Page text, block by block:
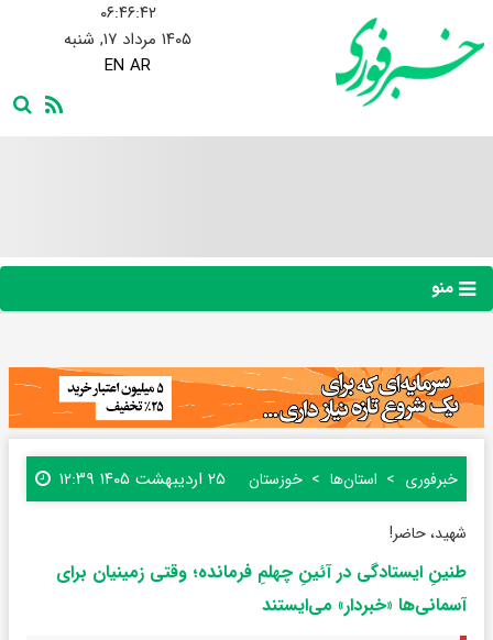
۰۶:۴۶:۴۳
۱۴۰۵ مرداد ۱۷, شنبه
EN AR
منو
خبرفوری استان‌ها خوزستان ۲۵ اردیبهشت ۱۴۰۵ ۱۲:۳۹
شهید، حاضر!
طنینِ ایستادگی در آئینِ چهلمِ فرمانده؛ وقتی زمینیان برای
آسمانی‌ها «خبردار» می‌ایستند